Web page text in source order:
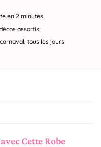
en 2 minutes
assortis
tous les jours
Cette Robe